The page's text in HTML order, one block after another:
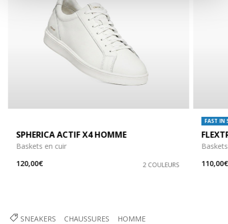
SNEAKERS CHAUSSURES HOMME
SPHERICA ACTIF X4 HOMME
Baskets en cuir
120,00€
2 COULEURS
FAST IN
110,00€